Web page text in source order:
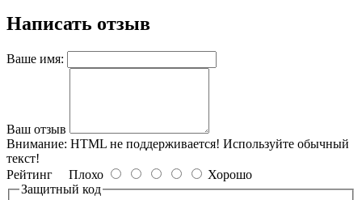
Написать отзыв
Ваше имя:
Ваш отзыв
Внимание: HTML не поддерживается! Используйте обычный
текст!
Рейтинг Плохо
Хорошо
Защитный код